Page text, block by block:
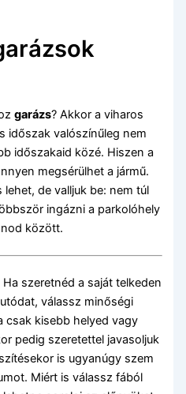
garázs? Akkor a viharos
időszak valószínűleg nem
időszakaid közé. Hiszen a
megsérülhet a jármű.
de valljuk be: nem túl
ingázni a parkolóhely
között.
szeretnéd a saját telkeden
válassz minőségi
csak kisebb helyed vagy
pedig szeretettel javasoljuk
is ugyanúgy szem
Miért is válassz fából